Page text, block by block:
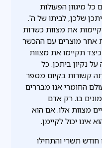
מיגוון הפעולות
שלכן, לביתו של ה'.
את מצוות כשרות
אחר מוצרים עם ההכשר
תקיימו את מצוות
נקיון ביתכן. כל
קשורות בקיום מספר
החומרי אנו מבררים
בו. רק אדם
מצוות אלו. אם הוא
אינו יכול לקיימן.
תשרי והתחילו